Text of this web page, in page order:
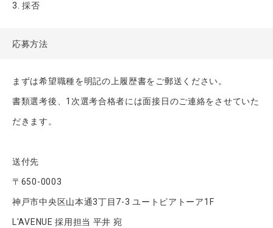
3. 採否
応募方法
まずは希望職種を明記の上履歴書をご郵送ください。
書類選考後、1次選考合格者には面接日のご連絡をさせていた
だきます。
送付先
〒650-0003
神戸市中央区山本通3丁目7-3 ユートピアトーア1F
L'AVENUE 採用担当 平井 宛